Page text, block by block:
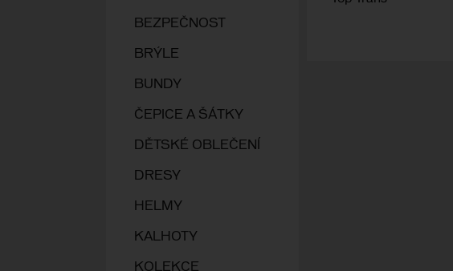
BEZPEČNOST
BRÝLE
BUNDY
ČEPICE A ŠÁTKY
DĚTSKÉ OBLEČENÍ
DRESY
HELMY
KALHOTY
KOLEKCE